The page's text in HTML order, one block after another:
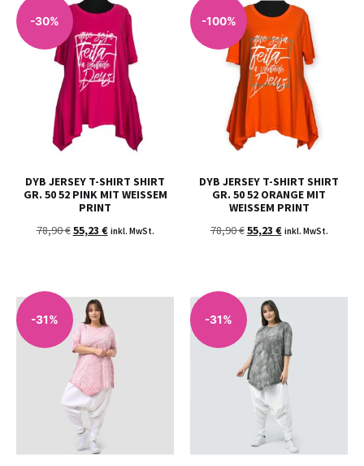
-30%
DYB JERSEY T-SHIRT SHIRT
GR. 50 52 PINK MIT WEISSEM P
RINT
78,90€55,23 € inkl. MwSt.
-100%
DYB JERSEY T-SHIRT SHIRT
GR. 50 52 ORANGE MIT
WEISSEM PRINT
78,90€55,23 € inkl. MwSt.
-31% -31%